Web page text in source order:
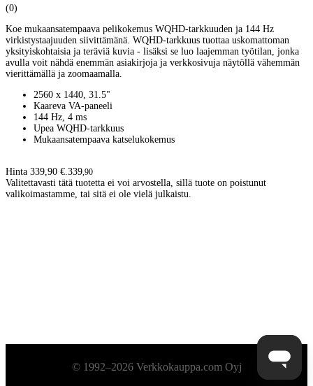
(0)
Koe mukaansatempaava pelikokemus WQHD-tarkkuuden ja 144 Hz
virkistystaajuuden siivittämänä. WQHD-tarkkuus tuottaa uskomattoman
yksityiskohtaisia ja teräviä kuvia - lisäksi se luo laajemman työtilan, jonka
avulla voit nähdä enemmän asiakirjoja ja verkkosivuja näytöllä vähemmän
vierittämällä ja zoomaamalla.
2560 x 1440, 31.5"
Kaareva VA-paneeli
144 Hz, 4 ms
Upea WQHD-tarkkuus
Mukaansatempaava katselukokemus
Hinta 339,90 €. 339,90
Valitettavasti tätä tuotetta ei voi arvostella, sillä tuote on poistunut
valikoimastamme, tai sitä ei ole vielä julkaistu.
Alatunniste© 1992–2026 Verkkokauppa.com Oyj